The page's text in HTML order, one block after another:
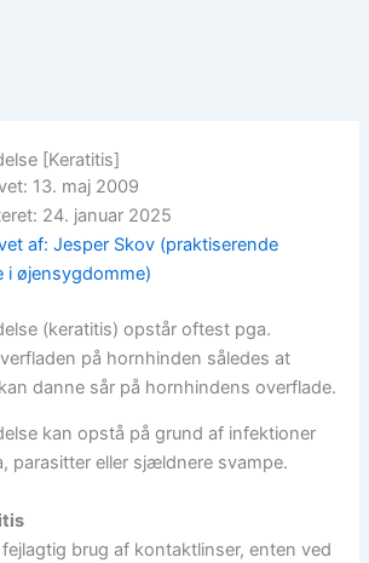
[Keratitis]
13. maj 2009
24. januar 2025
af: Jesper Skov (praktiserende
i øjensygdomme)
(keratitis) opstår oftest pga.
på hornhinden således at
danne sår på hornhindens overflade.
kan opstå på grund af infektioner
parasitter eller sjældnere svampe.
brug af kontaktlinser, enten ved